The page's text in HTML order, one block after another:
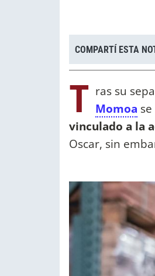
COMPARTÍ ESTA
T ras su
Momoa
vinculado a la
Oscar, sin